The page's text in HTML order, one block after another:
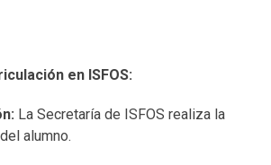
en ISFOS:
La Secretaría de ISFOS realiza la
alumno.